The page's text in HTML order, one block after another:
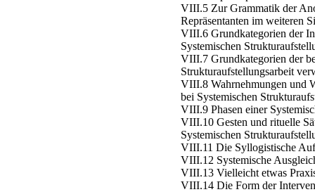
VIII.5 Zur Grammatik der
Repräsentanten im weiteren
VIII.6 Grundkategorien der
Systemischen
VIII.7 Grundkategorien der
Strukturaufstellungsarbeit
VIII.8 Wahrnehmungen und
bei Systemischen
VIII.9 Phasen einer
VIII.10 Gesten und rituelle
Systemischen
VIII.11 Die Syllogistische
VIII.12 Systemische
VIII.13 Vielleicht etwas
VIII.14 Die Form der